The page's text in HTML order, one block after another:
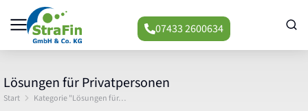
07433 2600634
Lösungen für Privatpersonen
Sie befinden sich hier:
Start Kategorie "Lösungen für…